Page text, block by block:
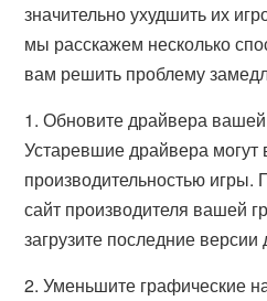
значительно ухудшить их
мы расскажем несколько
вам решить проблему
1. Обновите драйвера
Устаревшие драйвера
производительностью
сайт производителя вашей
загрузите последние
2. Уменьшите графические